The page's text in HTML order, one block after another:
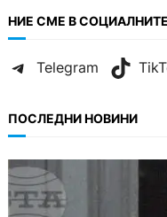
НИЕ СМЕ В
Telegram
ПОСЛЕДНИ НОВИНИ
Варна
на